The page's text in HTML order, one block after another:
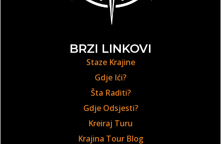
BRZI LINKOVI
Staze Krajine
Gdje Ići?
Šta Raditi?
Gdje Odsjesti?
Kreiraj Turu
Krajina Tour Blog